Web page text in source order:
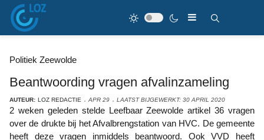
Politiek Zeewolde
Beantwoording vragen afvalinzameling
AUTEUR: LOZ REDACTIE APR 29 LAATST BIJGEWERKT: 30 APRIL 2020
2 weken geleden stelde Leefbaar Zeewolde artikel 36 vragen
over de drukte bij het Afvalbrengstation van HVC. De gemeente
heeft deze vragen inmiddels beantwoord. Ook VVD heeft